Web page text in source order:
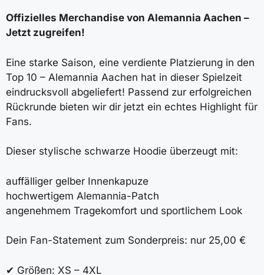
Offizielles Merchandise von Alemannia Aachen –
Jetzt zugreifen!
Eine starke Saison, eine verdiente Platzierung in den
Top 10 – Alemannia Aachen hat in dieser Spielzeit
eindrucksvoll abgeliefert! Passend zur erfolgreichen
Rückrunde bieten wir dir jetzt ein echtes Highlight für
Fans.
Dieser stylische schwarze Hoodie überzeugt mit:
auffälliger gelber Innenkapuze
hochwertigem Alemannia-Patch
angenehmem Tragekomfort und sportlichem Look
Dein Fan-Statement zum Sonderpreis: nur 25,00 €
✔ Größen: XS – 4XL